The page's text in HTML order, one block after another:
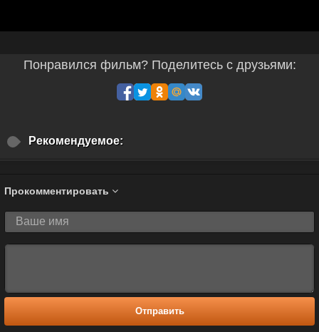
Понравился фильм? Поделитесь с друзьями:
Рекомендуемое:
Прокомментировать
Отправить